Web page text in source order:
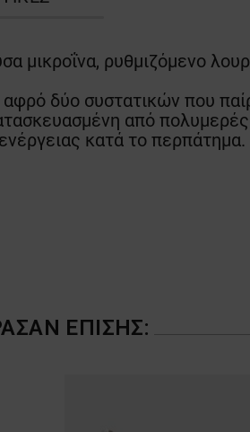
μικροΐνα, ρυθμιζόμενο
δύο συστατικών που
από
κατά το περπάτημα.
ΕΠΊΣΗΣ: